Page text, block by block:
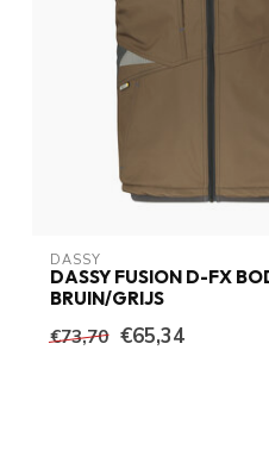
DASSY
DASSY FUSION D-FX
BRUIN/GRIJS
€73,70 €65,34